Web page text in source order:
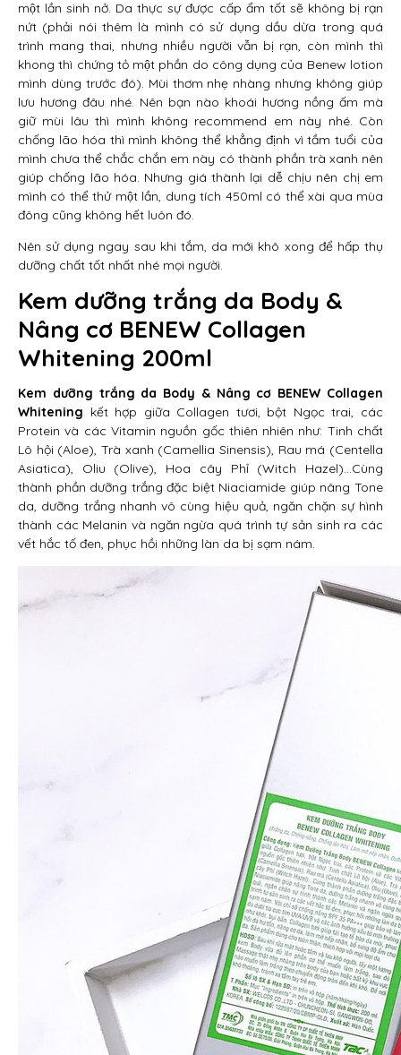
một lần sinh nở. Da thực sự được cấp ẩm tốt sẽ không bị rạn
nứt (phải nói thêm là mình có sử dụng dầu dừa trong quá
trình mang thai, nhưng nhiều người vẫn bị rạn, còn mình thì
khong thì chứng tỏ một phần do công dụng của Benew lotion
mình dùng trước đó). Mùi thơm nhẹ nhàng nhưng không giúp
lưu hương đâu nhé. Nên bạn nào khoái hương nồng ấm mà
giữ mùi lâu thì mình không recommend em này nhé. Còn
chống lão hóa thì mình không thể khẳng định vì tầm tuổi của
mình chưa thể chắc chắn em này có thành phần trà xanh nên
giúp chống lão hóa. Nhưng giá thành lại dễ chịu nên chị em
mình có thể thử một lần, dung tích 450ml có thể xài qua mùa
đông cũng không hết luôn đó.
Nên sử dụng ngay sau khi tắm, da mới khô xong để hấp thụ
dưỡng chất tốt nhất nhé mọi người.
Kem dưỡng trắng da Body &
Nâng cơ BENEW Collagen
Whitening 200ml
Kem dưỡng trắng da Body & Nâng cơ BENEW Collagen
Whitening kết hợp giữa Collagen tươi, bột Ngọc trai, các
Protein và các Vitamin nguồn gốc thiên nhiên như: Tinh chất
Lô hội (Aloe), Trà xanh (Camellia Sinensis), Rau má (Centella
Asiatica), Oliu (Olive), Hoa cây Phỉ (Witch Hazel)…Cùng
thành phần dưỡng trắng đặc biệt Niaciamide giúp nâng Tone
da, dưỡng trắng nhanh vô cùng hiệu quả, ngăn chặn sự hình
thành các Melanin và ngăn ngừa quá trình tự sản sinh ra các
vết hắc tố đen, phục hồi những làn da bị sạm nám.